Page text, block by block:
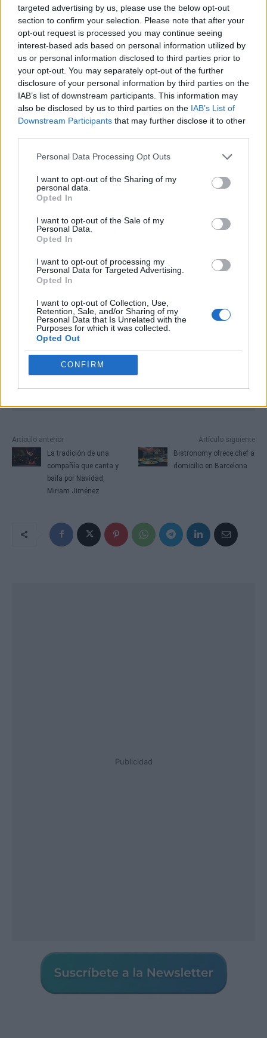
targeted advertising by us, please use the below opt-out
section to confirm your selection. Please note that after your
opt-out request is processed you may continue seeing
interest-based ads based on personal information utilized by
us or personal information disclosed to third parties prior to
your opt-out. You may separately opt-out of the further
disclosure of your personal information by third parties on the
IAB’s list of downstream participants. This information may
also be disclosed by us to third parties on the IAB’s List of
Downstream Participants that may further disclose it to other
Personal Data Processing Opt Outs
I want to opt-out of the Sharing of my
personal data.
Opted In
I want to opt-out of the Sale of my
Personal Data.
Opted In
I want to opt-out of processing my
Personal Data for Targeted Advertising.
Opted In
I want to opt-out of Collection, Use,
Retention, Sale, and/or Sharing of my
Personal Data that Is Unrelated with the
Purposes for which it was collected.
Opted Out
CONFIRM
seguidores con su propuesta auténtica y
original.
Artículo anterior
La tradición de una
compañía que canta y
baila por Navidad,
Miriam Jiménez
Artículo siguiente
Bistronomy ofrece chef a
domicilio en Barcelona
Publicidad